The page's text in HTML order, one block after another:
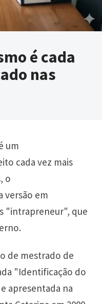
é cada
nas
um
cada vez mais
o
versão em
"intrapreneur", que
de mestrado de
"Identificação do
apresentada na